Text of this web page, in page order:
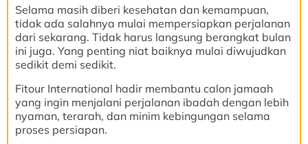
Selama masih diberi kesehatan dan kemampuan,
tidak ada salahnya mulai mempersiapkan perjalanan
dari sekarang. Tidak harus langsung berangkat bulan
ini juga. Yang penting niat baiknya mulai diwujudkan
sedikit demi sedikit.
Fitour International hadir membantu calon jamaah
yang ingin menjalani perjalanan ibadah dengan lebih
nyaman, terarah, dan minim kebingungan selama
proses persiapan.